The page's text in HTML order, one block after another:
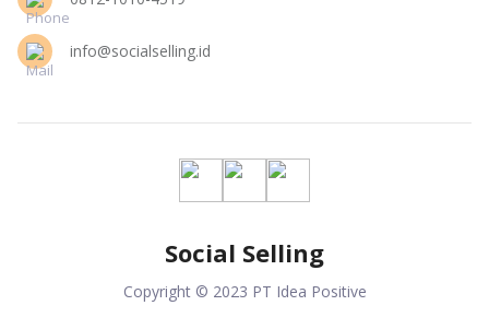
info@socialselling.id
Social Selling
Copyright © 2023 PT Idea Positive